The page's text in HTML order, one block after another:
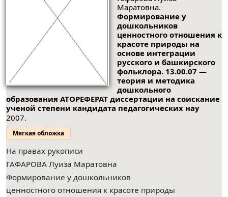
Маратовна.
Формирование у
дошкольников
ценностного отношения к
красоте природы на
основе интеграции
русского и башкирского
фольклора. 13.00.07 —
теория и методика
дошкольного
образования АТОРЕФЕРАТ диссертации на соискание
ученой степени кандидата педагогических нау
2007.
Мягкая обложка
На правах рукописи
ГАФАРОВА Луиза Маратовна
Формирование у дошкольников
ценностного отношения к красоте природы